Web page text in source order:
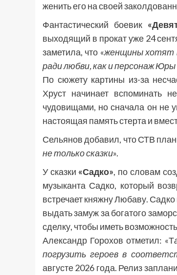
женить его на своей
Фантастический боевик
выходящий в прокат уже 24
заметила, что «женщины хотят
ради любви, как и персонаж Юры
По сюжету картины из-за
Хруст начинает вспоминать
чудовищами, но сначала он не
настоящая память стерта и
Сельянов добавил, что СТВ
не только сказки».
У сказки «Садко», по словам
музыканта Садко, который
встречает княжну Любаву.
выдать замуж за богатого
сделку, чтобы иметь
Александр Горохов отметил: «Т
погрузить героев в
августе 2026 года. Релиз